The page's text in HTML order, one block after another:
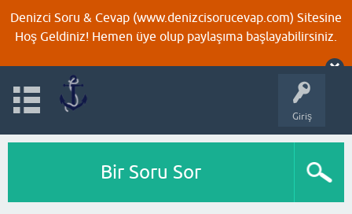
Denizci Soru & Cevap (www.denizcisorucevap.com) Sitesine
Hoş Geldiniz! Hemen üye olup paylaşıma başlayabilirsiniz.
Giriş
Bir Soru Sor